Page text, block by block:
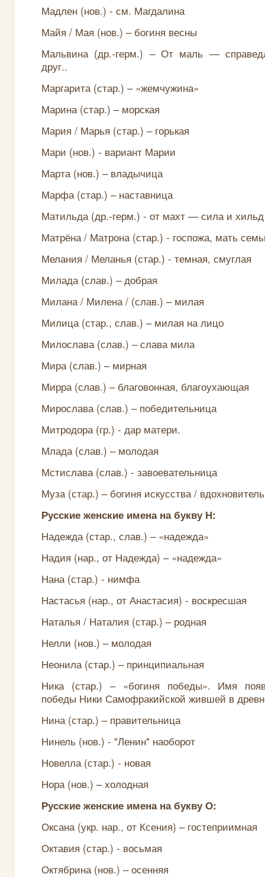
Мадлен (нов.) - см. Магдалина
Майя / Мая (нов.) – богиня весны
Мальвина (др.-герм.) – От маль —
друг..
Маргарита (стар.) – «жемчужина»
Марина (стар.) – морская
Мария / Марья (стар.) – горькая
Мари (нов.) - вариант Марии
Марта (нов.) – владычица
Марфа (стар.) – наставница
Матильда (др.-герм.) - от махт — сила и
Матрёна / Матрона (стар.) - госпожа, мать
Мелания / Меланья (стар.) - темная, смуглая
Милада (слав.) – добрая
Милана / Милена / (слав.) – милая
Милица (стар., слав.) – милая на лицо
Милослава (слав.) – слава мила
Мира (слав.) – мирная
Мирра (слав.) – благовонная, благоухающая
Мирослава (слав.) – победительница
Митродора (гр.) - дар матери.
Млада (слав.) – молодая
Мстислава (слав.) - завоевательница
Муза (стар.) – богиня искусства /
Русские женские имена на букву Н:
Надежда (стар., слав.) – «надежда»
Надия (нар., от Надежда) – «надежда»
Нана (стар.) - нимфа
Настасья (нар., от Анастасия) - воскресшая
Наталья / Наталия (стар.) – родная
Нелли (нов.) – молодая
Неонила (стар.) – принципиальная
Ника (стар.) – «богиня победы». Имя
победы Ники Самофракийской жившей в
Нина (стар.) – правительница
Нинель (нов.) - "Ленин" наоборот
Новелла (стар.) - новая
Нора (нов.) – холодная
Русские женские имена на букву О:
Оксана (укр. нар., от Ксения) – гостеприимная
Октавия (стар.) - восьмая
Октябрина (нов.) – осенняя